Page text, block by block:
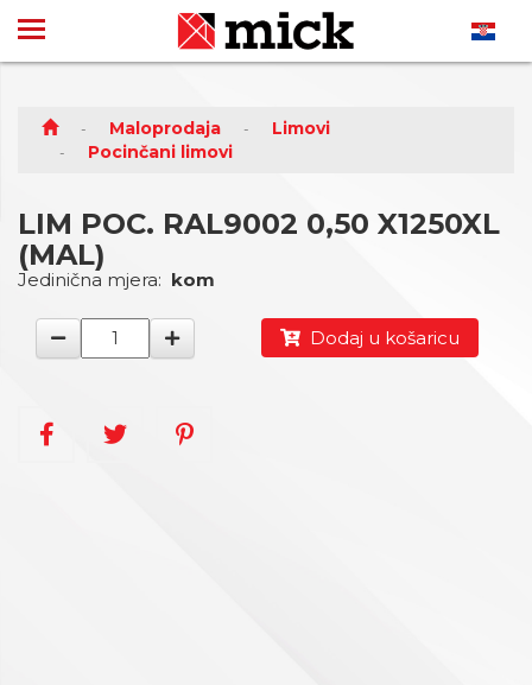
Maloprodaja
Limovi
Pocinčani limovi
LIM POC. RAL9002 0,50 X1250XL
(MAL)
Jedinična mjera: kom
Dodaj u košaricu